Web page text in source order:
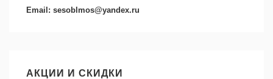
Email: sesoblmos@yandex.ru
АКЦИИ И СКИДКИ